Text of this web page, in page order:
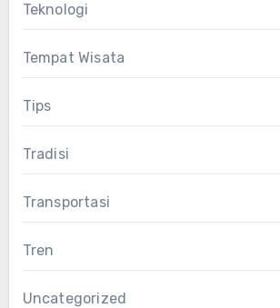
Teknologi
Tempat Wisata
Tips
Tradisi
Transportasi
Tren
Uncategorized